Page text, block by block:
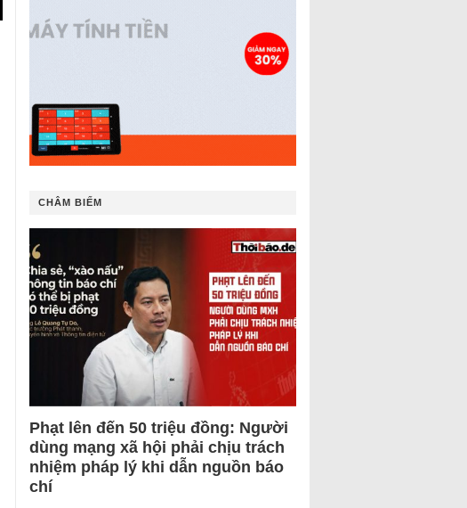
CHÂM BIẾM
Phạt lên đến 50 triệu đồng: Người
dùng mạng xã hội phải chịu trách
nhiệm pháp lý khi dẫn nguồn báo
chí